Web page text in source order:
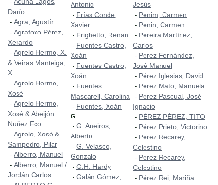
- Acuña Lagos,
Darío
- Agra, Agustín
- Agrafoxo Pérez,
Xerardo
- Agrelo Hermo, X.
& Veiras Manteiga,
X.
- Agrelo Hermo,
Xosé
- Agrelo Hermo,
Xosé & Abeijón
Nuñez Fco.
- Agrelo, Xosé &
Sampedro, Pilar
- Alberro, Manuel
- Alberro, Manuel /
Jordán Carlos
Antonio
- Frías Conde,
Xavier
- Frighetto, Renan
- Fuentes Castro,
Xoán
- Fuentes Castro,
Xoán
- Fuentes
Mascarell, Carolina
- Fuentes, Xoán
G
- G. Aneiros,
Alberto
- G. Velasco,
Gonzalo
- G.H. Hardy
- Galán Gómez,
Jesús
- Penim, Carmen
- Penin, Carmen
- Pereira Martínez,
Carlos
- Pérez Fernández,
José Manuel
- Pérez Iglesias, David
- Pérez Mato, Manuela
- Pérez Pascual, José
Ignacio
- PÉREZ PÉREZ, TITO
- Pérez Prieto, Victorino
- Pérez Recarey,
Celestino
- Pérez Recarey,
Celestino
- Pérez Rei, Mariña